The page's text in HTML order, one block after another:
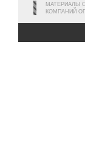
МАТЕРИАЛЫ
КОМПАНИЙ